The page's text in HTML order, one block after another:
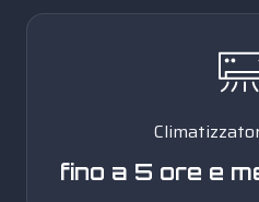
fino a 5 ore e